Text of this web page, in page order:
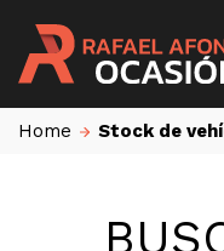
Home Stock de